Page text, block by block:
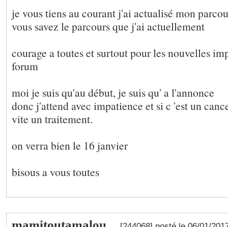
je vous tiens au courant j'ai actualisé mon
vous savez le parcours que j'ai actuellement
courage a toutes et surtout pour les nouvelles
forum
moi je suis qu'au début, je suis qu' a l'annonce
donc j'attend avec impatience et si c 'est un
vite un traitement.
on verra bien le 16 janvier
bisous a vous toutes